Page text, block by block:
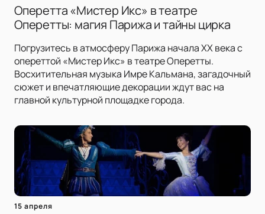
Оперетта «Мистер Икс» в театре
Оперетты: магия Парижа и тайны цирка
Погрузитесь в атмосферу Парижа начала XX века с
опереттой «Мистер Икс» в театре Оперетты.
Восхитительная музыка Имре Кальмана, загадочный
сюжет и впечатляющие декорации ждут вас на
главной культурной площадке города.
15 апреля